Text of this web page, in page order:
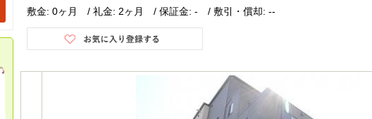
敷金: 0ヶ月 / 礼金: 2ヶ月 / 保証金: - / 敷引・償却: --